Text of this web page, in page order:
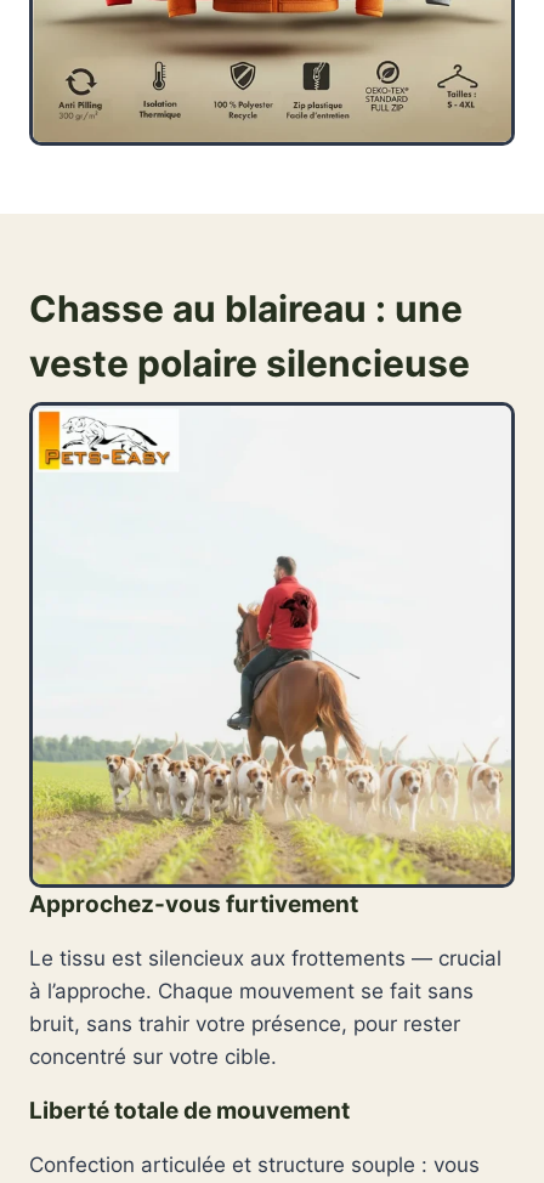
Chasse au blaireau : une
veste polaire silencieuse
Approchez-vous furtivement
Le tissu est silencieux aux frottements — crucial
à l’approche. Chaque mouvement se fait sans
bruit, sans trahir votre présence, pour rester
concentré sur votre cible.
Liberté totale de mouvement
Confection articulée et structure souple : vous